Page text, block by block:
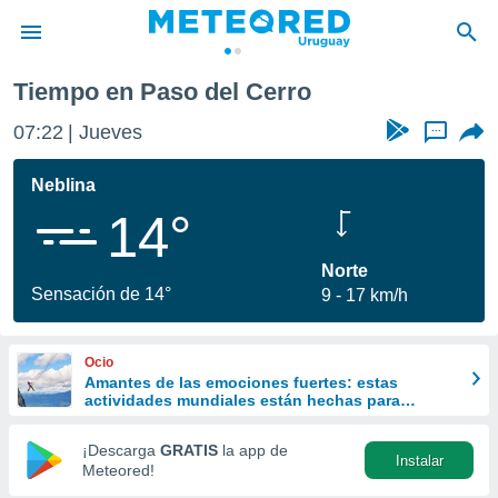
de
ha
calidad.
a este
las
y
forma
digital
basada
Tiempo en Paso del Cerro
07:22 Jueves ...
Neblina
14°
Sensación de 14°
Norte
9
17 km/h
Ocio
Amantes de las emociones fuertes: estas
actividades mundiales están hechas para
¡Descarga GRATIS la app de
Meteored!
Instalar